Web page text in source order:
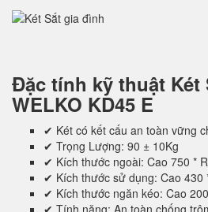
Đặc tính kỹ thuật Két
WELKO KD45 E
✔ Két có kết cấu an toàn vững
✔ Trọng Lượng: 90 ± 10Kg
✔ Kích thước ngoài: Cao 750 *
✔ Kích thước sử dụng: Cao 430
✔ Kích thước ngăn kéo: Cao